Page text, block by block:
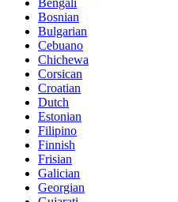
Bosnian
Bulgarian
Cebuano
Chichewa
Corsican
Croatian
Dutch
Estonian
Filipino
Finnish
Frisian
Galician
Georgian